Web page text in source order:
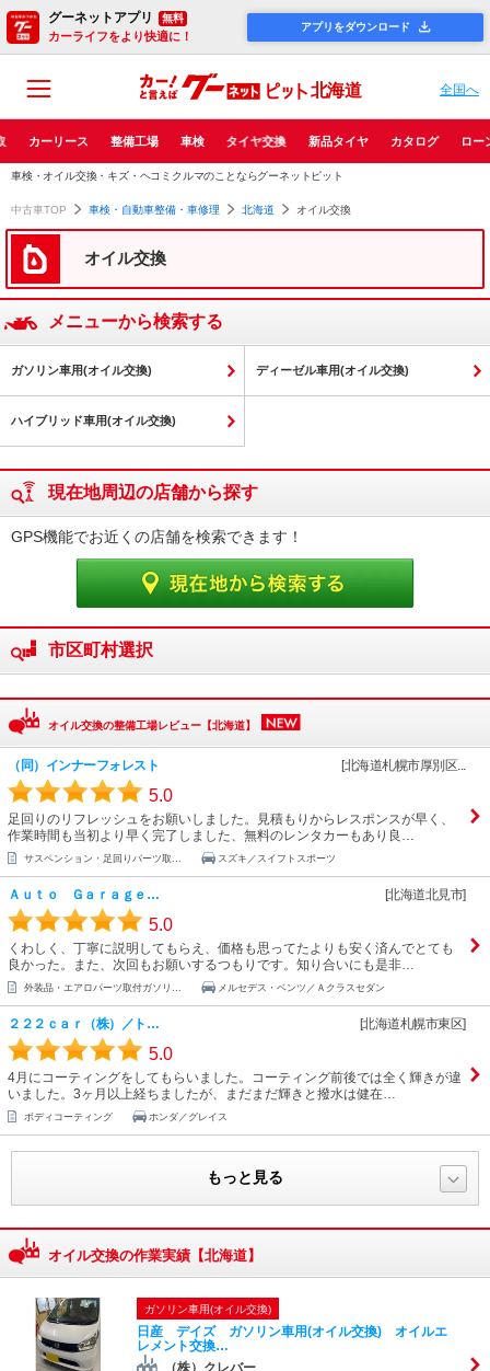
グーネットアプリ 無料
カーライフをより快適に！
アプリをダウンロード
北海道 全国へ
カーリース 整備工場 車検 タイヤ交換 新品タイヤ カタログ ロー
車検・オイル交換・キズ・ヘコミクルマのことならグーネットピット
中古車TOP 車検・自動車整備・車修理 北海道 オイル交換
オイル交換
メニューから検索する
ガソリン車用(オイル交換) ディーゼル車用(オイル交換)
ハイブリッド車用(オイル交換)
現在地周辺の店舗から探す
GPS機能でお近くの店舗を検索できます！
市区町村選択
オイル交換の整備工場レビュー【北海道】
（同）インナーフォレスト [北海道札幌市厚別区...
5.0
足回りのリフレッシュをお願いしました。見積もりからレスポンスが早く、
作業時間も当初より早く完了しました、無料のレンタカーもあり良…
サスペンション・足回りパーツ取... スズキ／スイフトスポーツ
Ａｕｔｏ Ｇａｒａｇｅ… [北海道北見市]
5.0
くわしく、丁寧に説明してもらえ、価格も思ってたよりも安く済んでとても
良かった。また、次回もお願いするつもりです。知り合いにも是非…
外装品・エアロパーツ取付ガソリ... メルセデス・ベンツ／Ａクラスセダン
２２２ｃａｒ（株）／ト… [北海道札幌市東区]
5.0
4月にコーティングをしてもらいました。コーティング前後では全く輝きが違
いました。3ヶ月以上経ちましたが、まだまだ輝きと撥水は健在…
ボディコーティング ホンダ／グレイス
もっと見る
オイル交換の作業実績【北海道】
ガソリン車用(オイル交換)
日産 デイズ ガソリン車用(オイル交換) オイルエ
レメント交換…
（株）クレバー